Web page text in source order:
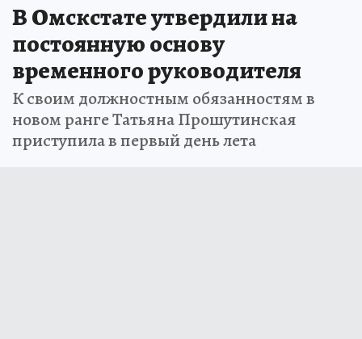
В Омскстате утвердили на
постоянную основу
временного руководителя
К своим должностным обязанностям в
новом ранге Татьяна Прошутинская
приступила в первый день лета